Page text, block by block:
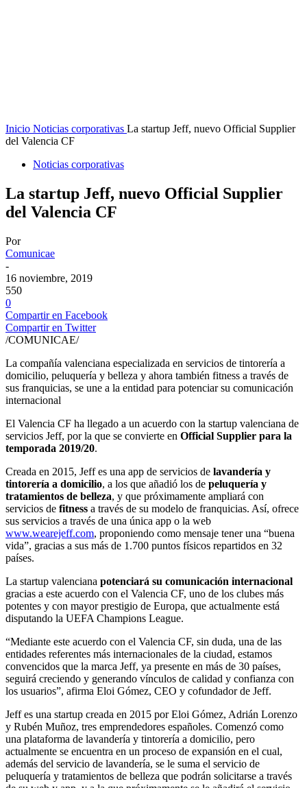
Inicio Noticias corporativas La startup Jeff, nuevo Official Supplier
del Valencia CF
Noticias corporativas
La startup Jeff, nuevo Official Supplier
del Valencia CF
Por
Comunicae
-
16 noviembre, 2019
550
0
Compartir en Facebook
Compartir en Twitter
/COMUNICAE/
La compañía valenciana especializada en servicios de tintorería a
domicilio, peluquería y belleza y ahora también fitness a través de
sus franquicias, se une a la entidad para potenciar su comunicación
internacional
El Valencia CF ha llegado a un acuerdo con la startup valenciana de
servicios Jeff, por la que se convierte en Official Supplier para la
temporada 2019/20.
Creada en 2015, Jeff es una app de servicios de lavandería y
tintorería a domicilio, a los que añadió los de peluquería y
tratamientos de belleza, y que próximamente ampliará con
servicios de fitness a través de su modelo de franquicias. Así, ofrece
sus servicios a través de una única app o la web
www.wearejeff.com, proponiendo como mensaje tener una “buena
vida”, gracias a sus más de 1.700 puntos físicos repartidos en 32
países.
La startup valenciana potenciará su comunicación internacional
gracias a este acuerdo con el Valencia CF, uno de los clubes más
potentes y con mayor prestigio de Europa, que actualmente está
disputando la UEFA Champions League.
“Mediante este acuerdo con el Valencia CF, sin duda, una de las
entidades referentes más internacionales de la ciudad, estamos
convencidos que la marca Jeff, ya presente en más de 30 países,
seguirá creciendo y generando vínculos de calidad y confianza con
los usuarios”, afirma Eloi Gómez, CEO y cofundador de Jeff.
Jeff es una startup creada en 2015 por Eloi Gómez, Adrián Lorenzo
y Rubén Muñoz, tres emprendedores españoles. Comenzó como
una plataforma de lavandería y tintorería a domicilio, pero
actualmente se encuentra en un proceso de expansión en el cual,
además del servicio de lavandería, se le suma el servicio de
peluquería y tratamientos de belleza que podrán solicitarse a través